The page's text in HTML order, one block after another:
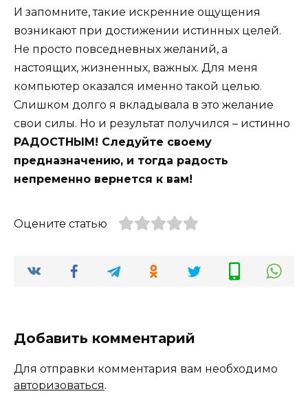
И запомните, такие искренние ощущения
возникают при достижении истинных целей.
Не просто повседневных желаний, а
настоящих, жизненных, важных. Для меня
компьютер оказался именно такой целью.
Слишком долго я вкладывала в это желание
свои силы. Но и результат получился – истинно
РАДОСТНЫМ! Следуйте своему
предназначению, и тогда радость
непременно вернется к вам!
Оцените статью
Добавить комментарий
Для отправки комментария вам необходимо
авторизоваться.